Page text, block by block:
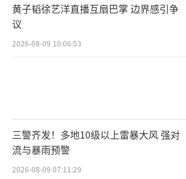
黄子韬徐艺洋直播互扇巴掌 边界感引争
议
2026-08-09 10:06:53
三警齐发！多地10级以上雷暴大风 强对
流与暴雨预警
2026-08-09 07:11:29